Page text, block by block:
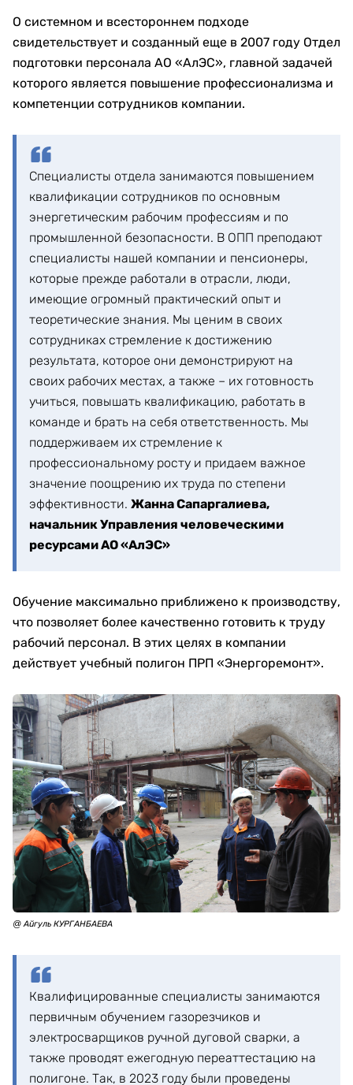
О системном и всестороннем подходе
свидетельствует и созданный еще в 2007 году Отдел
подготовки персонала АО «АлЭС», главной задачей
которого является повышение профессионализма и
компетенции сотрудников компании.
Специалисты отдела занимаются повышением
квалификации сотрудников по основным
энергетическим рабочим профессиям и по
промышленной безопасности. В ОПП преподают
специалисты нашей компании и пенсионеры,
которые прежде работали в отрасли, люди,
имеющие огромный практический опыт и
теоретические знания. Мы ценим в своих
сотрудниках стремление к достижению
результата, которое они демонстрируют на
своих рабочих местах, а также – их готовность
учиться, повышать квалификацию, работать в
команде и брать на себя ответственность. Мы
поддерживаем их стремление к
профессиональному росту и придаем важное
значение поощрению их труда по степени
эффективности. Жанна Сапаргалиева,
начальник Управления человеческими
ресурсами АО «АлЭС»
Обучение максимально приближено к производству,
что позволяет более качественно готовить к труду
рабочий персонал. В этих целях в компании
действует учебный полигон ПРП «Энергоремонт».
@ Айгуль КУРГАНБАЕВА
Квалифицированные специалисты занимаются
первичным обучением газорезчиков и
электросварщиков ручной дуговой сварки, а
также проводят ежегодную переаттестацию на
полигоне. Так, в 2023 году были проведены